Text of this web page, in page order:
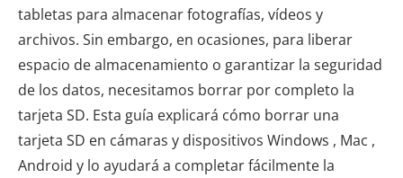
tabletas para almacenar fotografías, vídeos y
archivos. Sin embargo, en ocasiones, para liberar
espacio de almacenamiento o garantizar la seguridad
de los datos, necesitamos borrar por completo la
tarjeta SD. Esta guía explicará cómo borrar una
tarjeta SD en cámaras y dispositivos Windows , Mac ,
Android y lo ayudará a completar fácilmente la